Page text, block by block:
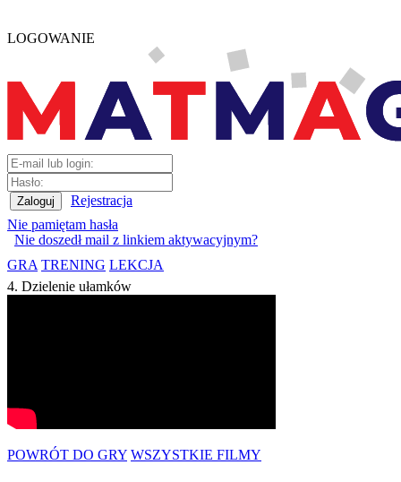
LOGOWANIE
Rejestracja
Nie pamiętam hasła
Nie doszedł mail z linkiem aktywacyjnym?
GRA TRENING LEKCJA
4. Dzielenie ułamków
POWRÓT DO GRY WSZYSTKIE FILMY